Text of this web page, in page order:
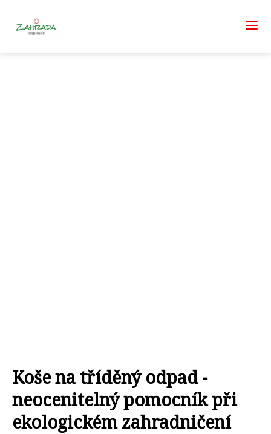
Koše na tříděný odpad -
neocenitelný pomocník při
ekologickém zahradničení